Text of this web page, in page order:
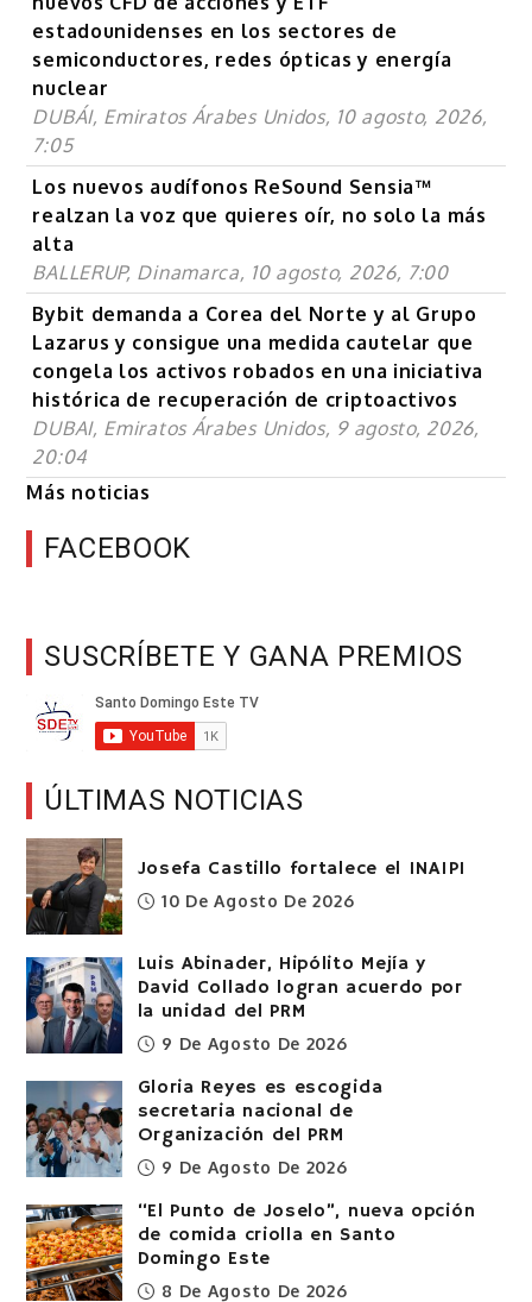
estadounidenses en los sectores de
semiconductores, redes ópticas y energía
nuclear
DUBÁI, Emiratos Árabes Unidos, 10 agosto, 2026,
7:05
Los nuevos audífonos ReSound Sensia™
realzan la voz que quieres oír, no solo la más
alta
BALLERUP, Dinamarca, 10 agosto, 2026, 7:00
Bybit demanda a Corea del Norte y al Grupo
Lazarus y consigue una medida cautelar que
congela los activos robados en una iniciativa
histórica de recuperación de criptoactivos
DUBAI, Emiratos Árabes Unidos, 9 agosto, 2026,
20:04
Más noticias
FACEBOOK
SUSCRÍBETE Y GANA PREMIOS
ÚLTIMAS NOTICIAS
Josefa Castillo fortalece el INAIPI
10 De Agosto De 2026
Luis Abinader, Hipólito Mejía y
David Collado logran acuerdo por
la unidad del PRM
9 De Agosto De 2026
Gloria Reyes es escogida
secretaria nacional de
Organización del PRM
9 De Agosto De 2026
“El Punto de Joselo”, nueva opción
de comida criolla en Santo
Domingo Este
8 De Agosto De 2026